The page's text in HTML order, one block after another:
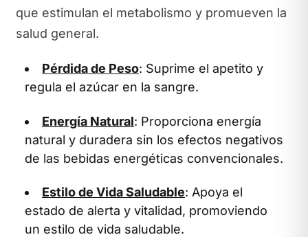
que estimulan el metabolismo y promueven la
salud general.
Pérdida de Peso: Suprime el apetito y
regula el azúcar en la sangre.
Energía Natural: Proporciona energía
natural y duradera sin los efectos negativos
de las bebidas energéticas convencionales.
Estilo de Vida Saludable: Apoya el
estado de alerta y vitalidad, promoviendo
un estilo de vida saludable.